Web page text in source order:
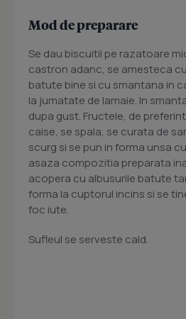
Mod de preparare
Se dau biscuitii pe razatoare
castron adanc, se amesteca
batute bine si cu smantana in
la jumatate de lamaie. In
dupa gust. Fructele, de
caise, se spala, se curata de
scurg si se pun in forma unsa
asaza compozitia preparata
acopera cu albusurile batute
forma la cuptorul incins si se
foc iute.
Sufleul se serveste cald.